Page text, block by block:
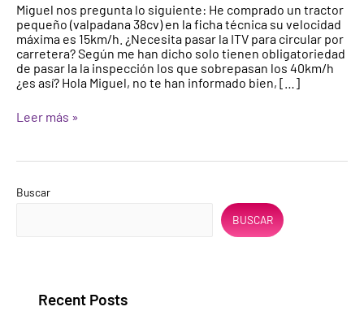
Miguel nos pregunta lo siguiente: He comprado un tractor
pequeño (valpadana 38cv) en la ficha técnica su velocidad
máxima es 15km/h. ¿Necesita pasar la ITV para circular por
carretera? Según me han dicho solo tienen obligatoriedad
de pasar la la inspección los que sobrepasan los 40km/h
¿es así? Hola Miguel, no te han informado bien, […]
circular
por
carretera?
Leer más »
Buscar
BUSCAR
Recent Posts